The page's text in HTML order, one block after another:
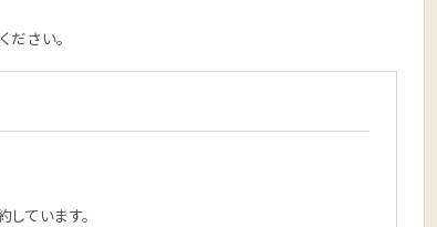
さい。
ています。